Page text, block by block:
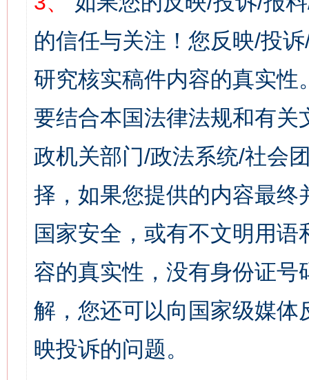
的信任与关注！您反映/投
研究核实稿件内容的真实
要结合本国法律法规和有关
政机关部门/政法系统/社会
择，如果您提供的内容最
国家安全，或有不文明用
容的真实性，没有身份证
解，您还可以向国家级媒
映投诉的问题。